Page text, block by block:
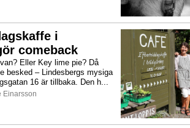
i
comeback
Eller Key lime pie? Då
besked – Lindesbergs mysiga
16 är tillbaka. Den h...
Einarsson